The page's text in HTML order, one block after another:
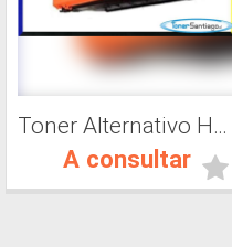
Toner Alternativo Hp CF361A, Impresora Láser
A consultar